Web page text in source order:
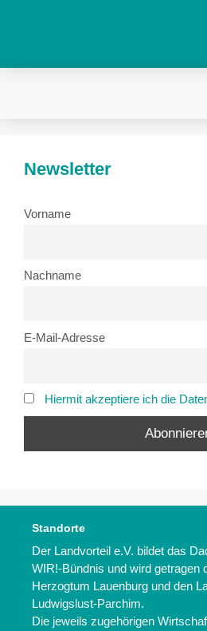
Newsletter
Vorname
Nachname
E-Mail-Adresse
Hiermit akzeptiere ich die
Standorte
Der Landvorteil e.V. bildet das
WIR!-Bündnis und wird getragen
Herzogtum Lauenburg und den
Ludwigslust-Parchim.
Die jeweils zugehörigen